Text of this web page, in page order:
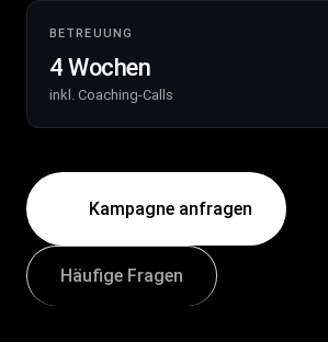
BETREUUNG
4 Wochen
inkl. Coaching-Calls
Kampagne anfragen
Häufige Fragen